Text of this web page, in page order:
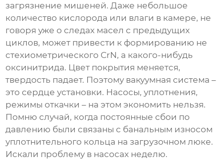
загрязнение мишеней. Даже небольшое
количество кислорода или влаги в камере, не
говоря уже о следах масел с предыдущих
циклов, может привести к формированию не
стехиометрического CrN, а какого-нибудь
оксинитрида. Цвет покрытия меняется,
твердость падает. Поэтому вакуумная система –
это сердце установки. Насосы, уплотнения,
режимы откачки – на этом экономить нельзя.
Помню случай, когда постоянные сбои по
давлению были связаны с банальным износом
уплотнительного кольца на загрузочном люке.
Искали проблему в насосах неделю.